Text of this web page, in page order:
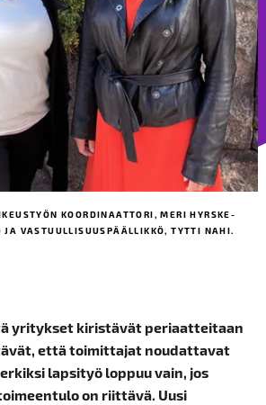
KOORDINAATTORI, MERI HYRSKE-
VASTUULLISUUSPÄÄLLIKKÖ, TYTTI NAHI.
yritykset kiristävät periaatteitaan
että toimittajat noudattavat
lapsityö loppuu vain, jos
on riittävä. Uusi